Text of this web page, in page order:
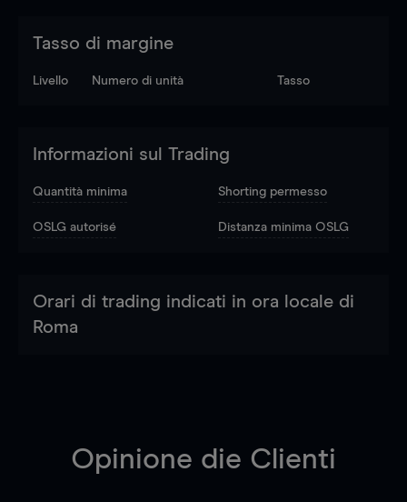
Tasso di margine
Livello Numero di unità Tasso
Informazioni sul Trading
Quantità minima Shorting permesso
OSLG autorisé Distanza minima OSLG
Orari di trading indicati in ora locale di
Roma
Opinione die Clienti